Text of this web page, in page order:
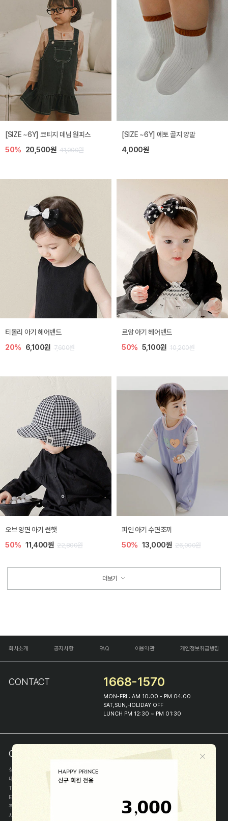
[SIZE ~6Y] 코티지 데님 원피스
50% 20,500원 41,000원
[SIZE ~6Y] 에토 골지 양말
4,000원
티올리 아기 헤어밴드
20% 6,100원 7,600원
르앙 아기 헤어밴드
50% 5,100원 10,200원
오브 양면 아기 썬햇
50% 11,400원 22,800원
피인 아기 수면조끼
50% 13,000원 26,000원
더보기
회사소개 공지사항 FAQ 이용약관 개인정보취급방침
CONTACT 1668-1570
MON-FRI : AM 10:00 - PM 04:00
SAT,SUN,HOLIDAY OFF
LUNCH PM 12:30 ~ PM 01:30
COMPANY INFO
상호
(주)해피프린스
대표
이화진
TEL
E-MAIL
주소
사업자등록번호